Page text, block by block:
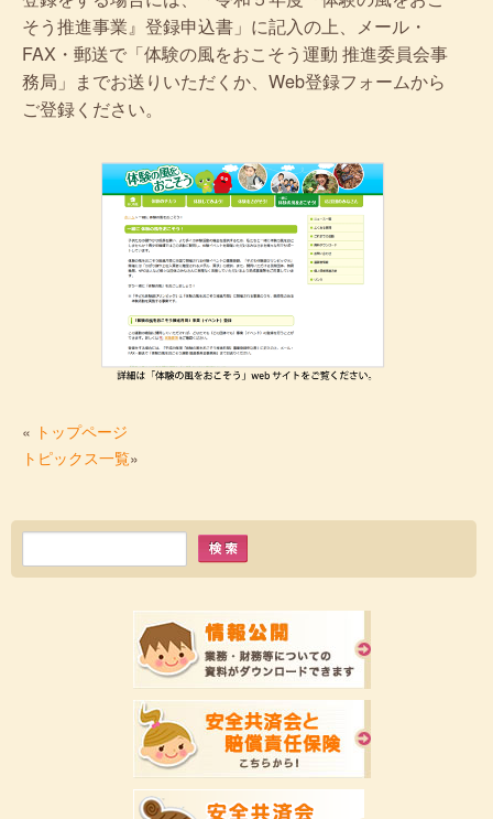
そう推進事業』登録申込書」に記入の上、メール・
FAX・郵送で「体験の風をおこそう運動 推進委員会事
務局」までお送りいただくか、Web登録フォームから
ご登録ください。
« トップページ
トピックス一覧»